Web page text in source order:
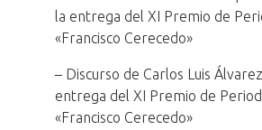
la entrega del XI Premio de
«Francisco Cerecedo»
– Discurso de Carlos Luis
entrega del XI Premio de
«Francisco Cerecedo»